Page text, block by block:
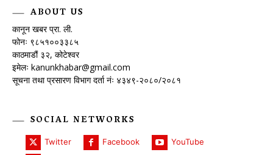
ABOUT US
कानून खबर प्रा. ली.
फोनः ९८५१००३३८५
काठमाडौं ३२, कोटेश्वर
इमेलः kanunkhabar@gmail.com
सूचना तथा प्रसारण विभाग दर्ता नंः ४३४९-२०८०/२०८१
SOCIAL NETWORKS
Twitter Facebook
YouTube